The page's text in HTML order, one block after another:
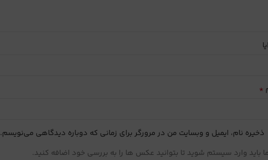
*
ذخیره نام، ایمیل و وبسایت من در مرورگر برای زمانی که دوباره دیدگاهی می‌نویسم.
باید وارد سیستم شوید تا بتوانید عکس ها را به بررسی خود اضافه کنید.